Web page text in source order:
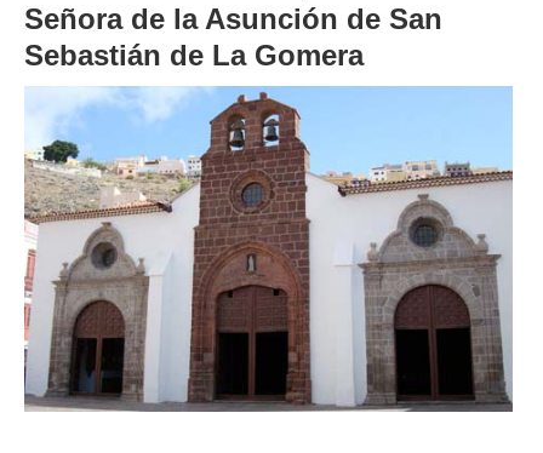
Señora de la Asunción de San
Sebastián de La Gomera